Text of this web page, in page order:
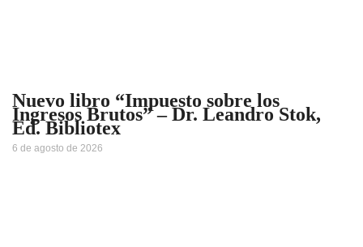
Nuevo libro “Impuesto sobre los
Ingresos Brutos” – Dr. Leandro Stok,
Ed. Bibliotex
6 de agosto de 2026